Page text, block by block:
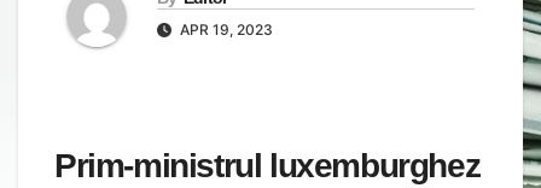
APR 19, 2023
Prim-ministrul luxemburghez